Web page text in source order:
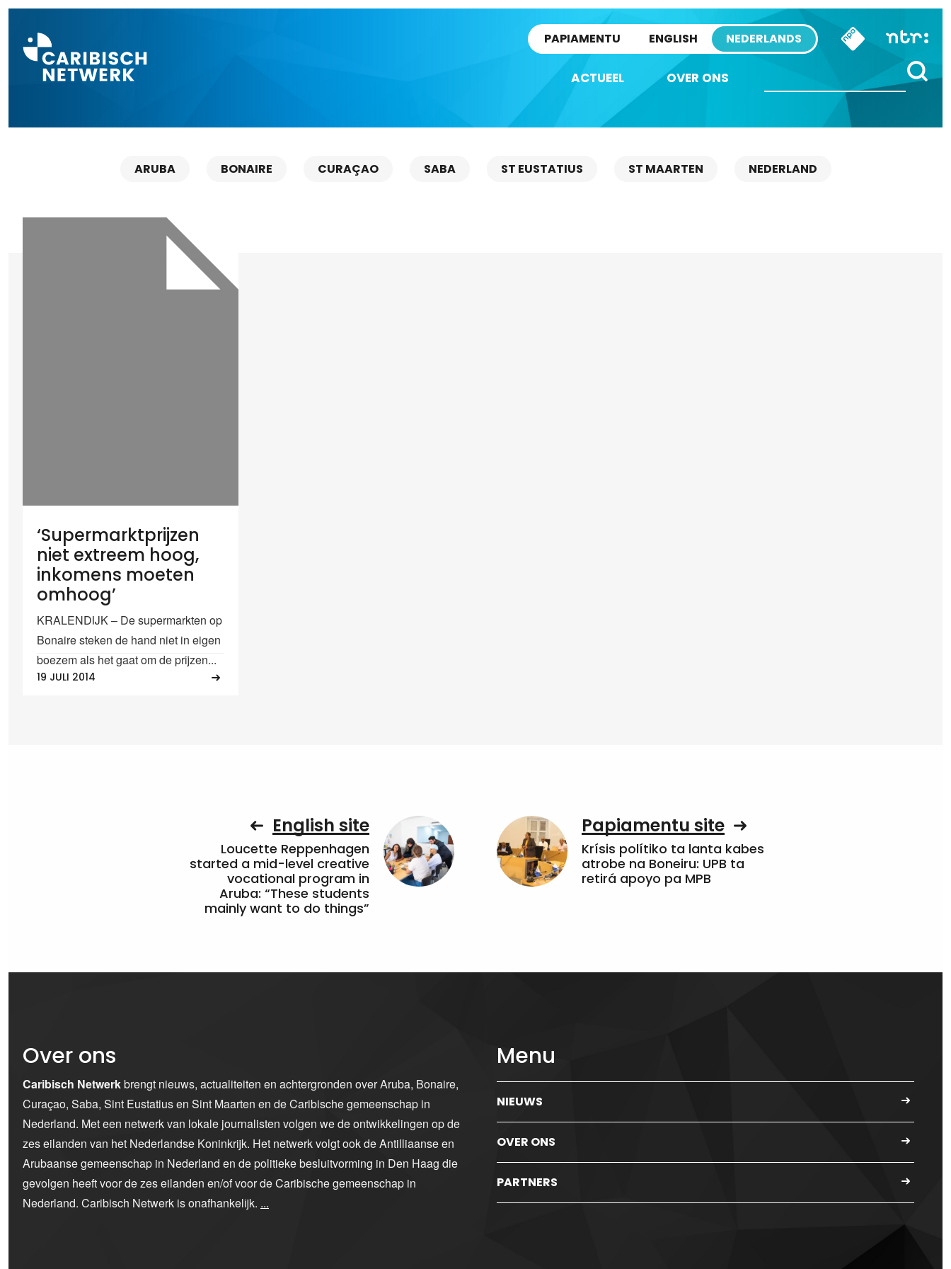
PAPIAMENTU ENGLISH NEDERLANDS
ACTUEEL OVER ONS
ARUBA BONAIRE CURAÇAO SABA ST EUSTATIUS ST MAARTEN NEDERLAND
‘Supermarktprijzen
niet extreem hoog,
inkomens moeten
omhoog’
KRALENDIJK – De supermarkten op
Bonaire steken de hand niet in eigen
boezem als het gaat om de prijzen...
19 JULI 2014
English site
Loucette Reppenhagen
started a mid-level creative
vocational program in
Aruba: “These students
mainly want to do things”
Papiamentu site
Krísis polítiko ta lanta kabes
atrobe na Boneiru: UPB ta
retirá apoyo pa MPB
Over ons
Caribisch Netwerkbrengt nieuws, actualiteiten en achtergronden over Aruba, Bonaire,
Curaçao, Saba, Sint Eustatius en Sint Maarten en de Caribische gemeenschap in
Nederland. Met een netwerk van lokale journalisten volgen we de ontwikkelingen op de
zes eilanden van het Nederlandse Koninkrijk. Het netwerk volgt ook de Antilliaanse en
Arubaanse gemeenschap in Nederland en de politieke besluitvorming in Den Haag die
gevolgen heeft voor de zes eilanden en/of voor de Caribische gemeenschap in
Nederland. Caribisch Netwerk is onafhankelijk. ...
Menu
NIEUWS
OVER ONS
PARTNERS